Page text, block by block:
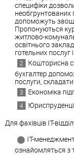
специфіки
необгрунтованих
допоможуть
Пропонуються
житлово-
освітнього
готельних послуг
Кошторисна
бухгалтер
послуги,
Економіка
Для фахівців IT-
IT-
ознайомляться з